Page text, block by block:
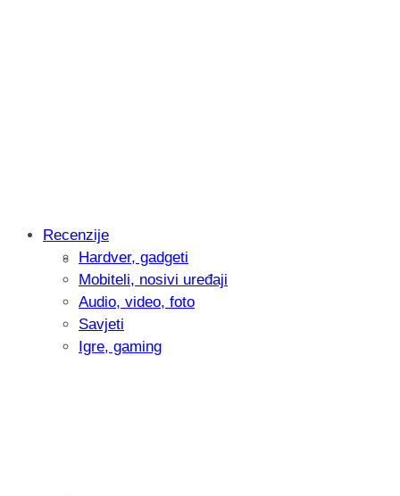
Intervju: Goran Jović, fotograf -
Recenzije
Hardver, gadgeti
Mobiteli, nosivi uređaji
Audio, video, foto
Savjeti
Igre, gaming